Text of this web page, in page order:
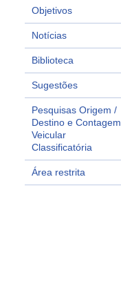
Objetivos
Notícias
Biblioteca
Sugestões
Pesquisas Origem /
Destino e Contagem
Veicular
Classificatória
Área restrita